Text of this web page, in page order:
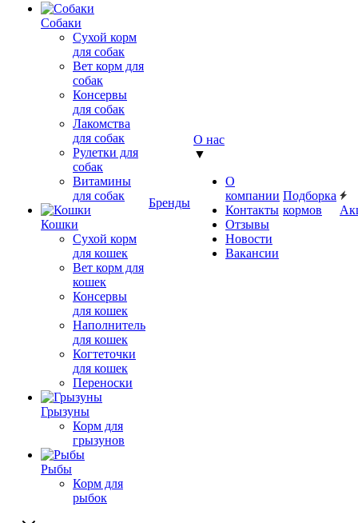
Собаки
Сухой корм
для собак
Вет корм для
собак
Консервы
для собак
Лакомства
для собак
Рулетки для
собак
Витамины
для собак
Кошки
Сухой корм
для кошек
Вет корм для
кошек
Консервы
для кошек
Наполнитель
для кошек
Когтеточки
для кошек
Переноски
Грызуны
Корм для
грызунов
Рыбы
Корм для
рыбок
Бренды
О нас
▼
О
компании
Контакты
Отзывы
Новости
Вакансии
Подборка
кормов